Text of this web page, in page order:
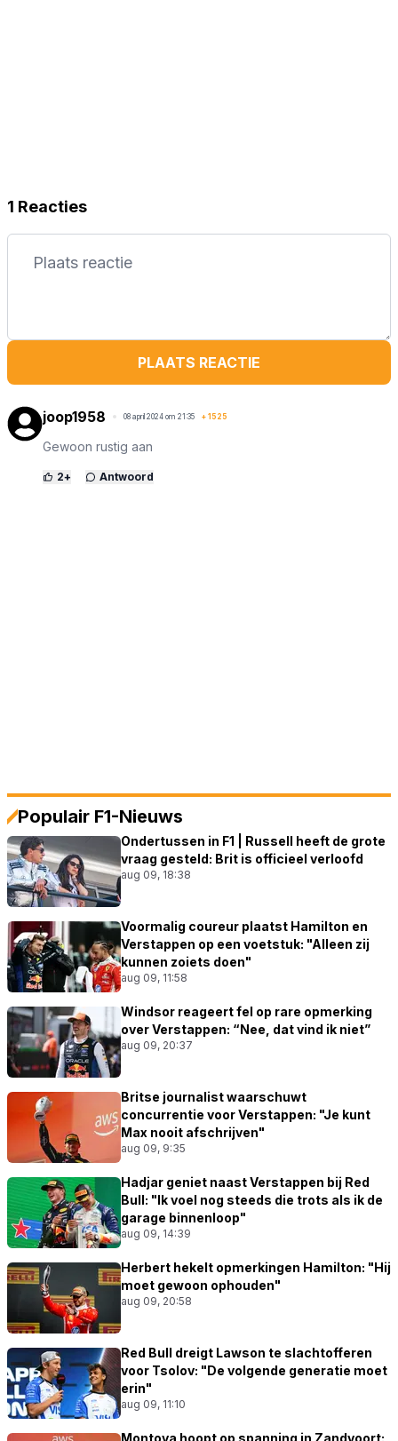
1 Reacties
PLAATS REACTIE
joop1958 08 april 2024 om 21:35 + 1525
Gewoon rustig aan
2+ Antwoord
Populair F1-Nieuws
Ondertussen in F1 | Russell heeft de grote
vraag gesteld: Brit is officieel verloofd
aug 09, 18:38
Voormalig coureur plaatst Hamilton en
Verstappen op een voetstuk: "Alleen zij
kunnen zoiets doen"
aug 09, 11:58
Windsor reageert fel op rare opmerking
over Verstappen: “Nee, dat vind ik niet”
aug 09, 20:37
Britse journalist waarschuwt
concurrentie voor Verstappen: "Je kunt
Max nooit afschrijven"
aug 09, 9:35
Hadjar geniet naast Verstappen bij Red
Bull: "Ik voel nog steeds die trots als ik de
garage binnenloop"
aug 09, 14:39
Herbert hekelt opmerkingen Hamilton: "Hij
moet gewoon ophouden"
aug 09, 20:58
Red Bull dreigt Lawson te slachtofferen
voor Tsolov: "De volgende generatie moet
erin"
aug 09, 11:10
Montoya hoopt op spanning in Zandvoort: